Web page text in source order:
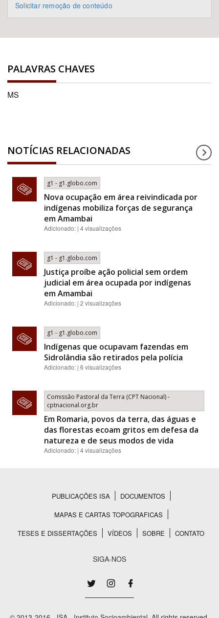
Solicitar remoção de conteúdo
PALAVRAS CHAVES
MS
NOTÍCIAS RELACIONADAS
g1 - g1.globo.com
Nova ocupação em área reivindicada por
indígenas mobiliza forças de segurança
em Amambai
Adicionado: | 4 visualizações
g1 - g1.globo.com
Justiça proíbe ação policial sem ordem
judicial em área ocupada por indígenas
em Amambai
Adicionado: | 2 visualizações
g1 - g1.globo.com
Indígenas que ocupavam fazendas em
Sidrolândia são retirados pela polícia
Adicionado: | 6 visualizações
Comissão Pastoral da Terra (CPT Nacional) -
cptnacional.org.br
Em Romaria, povos da terra, das águas e
das florestas ecoam gritos em defesa da
natureza e de seus modos de vida
Adicionado: | 4 visualizações
Rodapé
PUBLICAÇÕES ISA
DOCUMENTOS
MAPAS E CARTAS TOPOGRAFICAS
TESES E DISSERTAÇÕES
VÍDEOS SOBRE CONTATO
SIGA-NOS